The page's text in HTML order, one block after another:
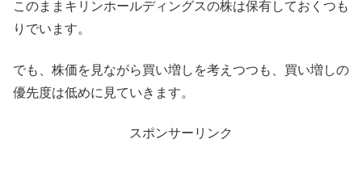
このままキリンホールディングスの株は保有しておくつも
りでいます。
でも、株価を見ながら買い増しを考えつつも、買い増しの
優先度は低めに見ていきます。
スポンサーリンク